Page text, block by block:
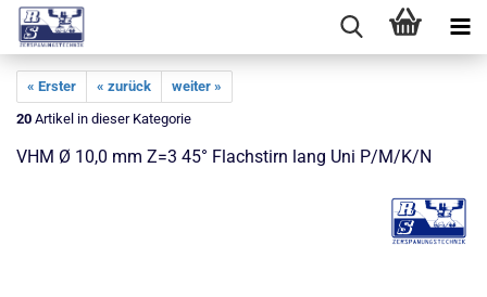
« Erster « zurück
weiter »
20 Artikel in dieser Kategorie
VHM Ø 10,0 mm Z=3 45° Flachstirn lang Uni P/M/K/N